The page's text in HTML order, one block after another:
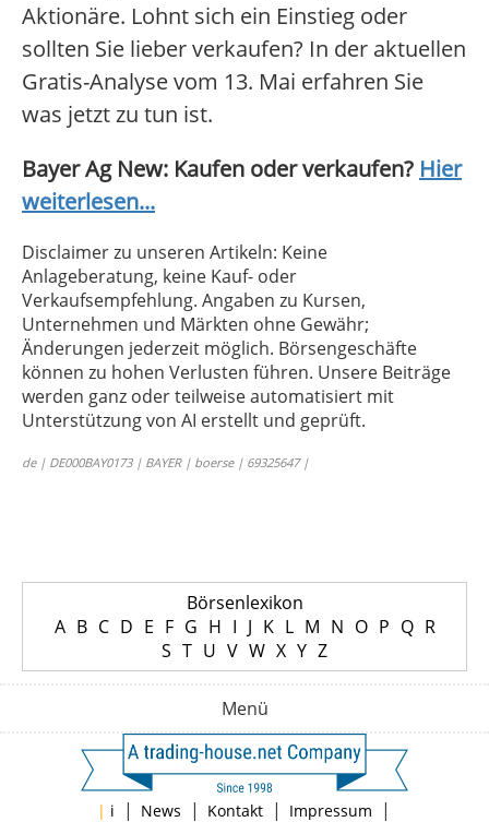
Aktionäre. Lohnt sich ein Einstieg oder
sollten Sie lieber verkaufen? In der aktuellen
Gratis-Analyse vom 13. Mai erfahren Sie
was jetzt zu tun ist.
Bayer Ag New: Kaufen oder verkaufen? Hier
weiterlesen...
Disclaimer zu unseren Artikeln: Keine
Anlageberatung, keine Kauf- oder
Verkaufsempfehlung. Angaben zu Kursen,
Unternehmen und Märkten ohne Gewähr;
Änderungen jederzeit möglich. Börsengeschäfte
können zu hohen Verlusten führen. Unsere Beiträge
werden ganz oder teilweise automatisiert mit
Unterstützung von AI erstellt und geprüft.
de | DE000BAY0173 | BAYER | boerse | 69325647 |
Börsenlexikon
A B C D E F G H I J K L M N O P Q R
S T U V W X Y Z
Menü
| i | News | Kontakt | Impressum |